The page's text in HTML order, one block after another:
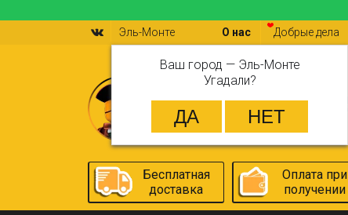
Эль-Монте
Ваш город — Эль-Монте
Угадали?
О нас Добрые дела
Бесплатная
доставка
Оплата при
получении